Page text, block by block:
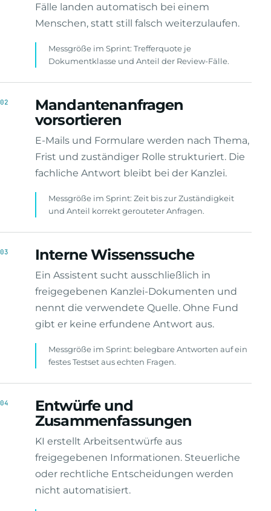
Fälle landen automatisch bei einem
Menschen, statt still falsch weiterzulaufen.
Messgröße im Sprint: Trefferquote je
Dokumentklasse und Anteil der Review-Fälle.
02
Mandantenanfragen
vorsortieren
E-Mails und Formulare werden nach Thema,
Frist und zuständiger Rolle strukturiert. Die
fachliche Antwort bleibt bei der Kanzlei.
Messgröße im Sprint: Zeit bis zur Zuständigkeit
und Anteil korrekt gerouteter Anfragen.
03 Interne Wissenssuche
Ein Assistent sucht ausschließlich in
freigegebenen Kanzlei-Dokumenten und
nennt die verwendete Quelle. Ohne Fund
gibt er keine erfundene Antwort aus.
Messgröße im Sprint: belegbare Antworten auf ein
festes Testset aus echten Fragen.
04
Entwürfe und
Zusammenfassungen
KI erstellt Arbeitsentwürfe aus
freigegebenen Informationen. Steuerliche
oder rechtliche Entscheidungen werden
nicht automatisiert.